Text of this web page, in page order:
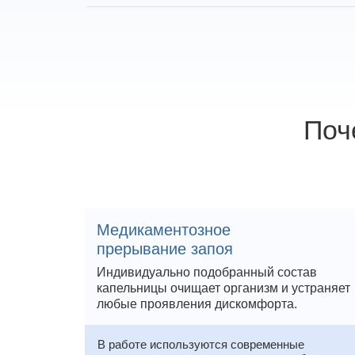
Медикаментозное
прерывание запоя
Индивидуально подобранный состав
капельницы очищает организм и устраняет
любые проявления дискомфорта.
В работе используются современные